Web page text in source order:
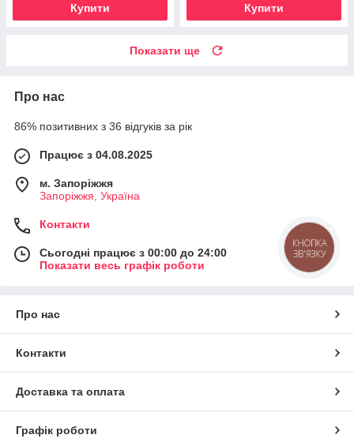
Купити Купити
Показати ще
Про нас
86% позитивних з 36 відгуків за рік
Працює з 04.08.2025
м. Запоріжжя
Запоріжжя, Україна
Контакти
Сьогодні працює з 00:00 до 24:00
Показати весь графік роботи
Про нас
Контакти
Доставка та оплата
Графік роботи
КНОПКА
ЗВ'ЯЗКУ